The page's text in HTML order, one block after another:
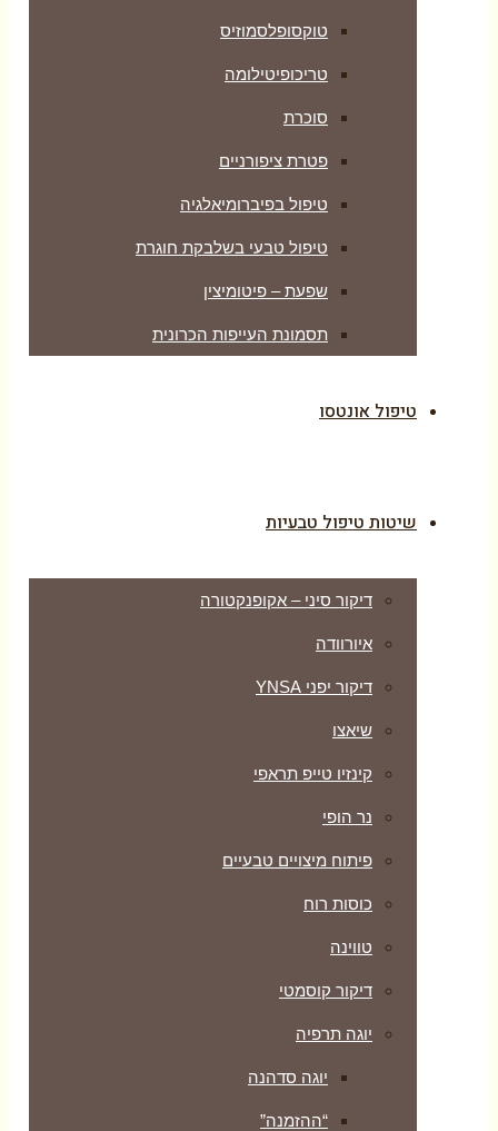
טוקסופלסמוזיס
טריכופיטילומה
סוכרת
פטרת ציפורניים
טיפול בפיברומיאלגיה
טיפול טבעי בשלבקת חוגרת
שפעת – פיטומיצין
תסמונת העייפות הכרונית
טיפול אונטסו
שיטות טיפול טבעיות
דיקור סיני – אקופנקטורה
איורוודה
דיקור יפני YNSA
שיאצו
קינזיו טייפ תראפי
נר הופי
פיתוח מיצויים טבעיים
כוסות רוח
טווינה
דיקור קוסמטי
יוגה תרפיה
יוגה סדהנה
“ההזמנה”